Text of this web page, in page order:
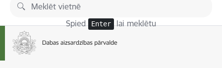
Pāriet uz lapas saturu
Spied Enter lai meklētu